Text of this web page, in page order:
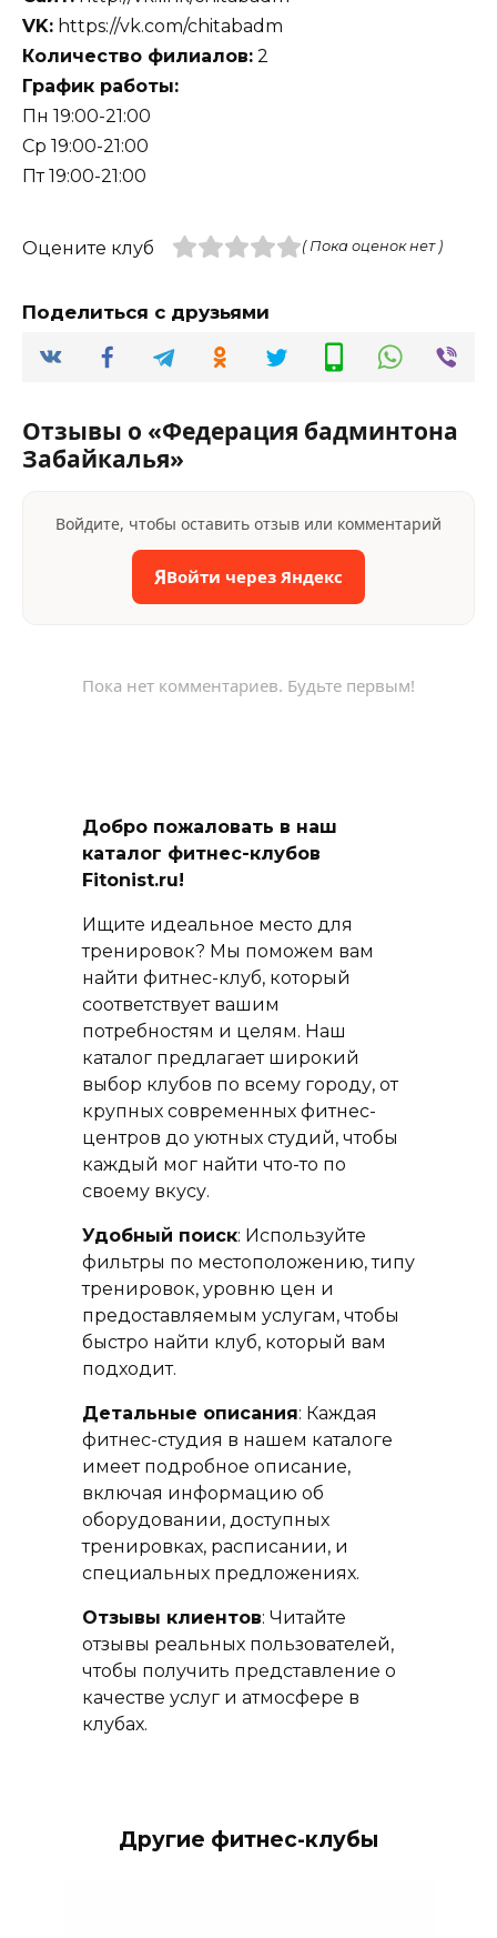
VK: https://vk.com/chitabadm
Количество филиалов: 2
График работы:
Пн 19:00-21:00
Ср 19:00-21:00
Пт 19:00-21:00
Оцените клуб ( Пока оценок нет )
Поделиться с друзьями
Отзывы о «Федерация бадминтона
Забайкалья»
Войдите, чтобы оставить отзыв или комментарий
ЯВойти через Яндекс
Пока нет комментариев. Будьте первым!
Добро пожаловать в наш
каталог фитнес-клубов
Fitonist.ru!
Ищите идеальное место для
тренировок? Мы поможем вам
найти фитнес-клуб, который
соответствует вашим
потребностям и целям. Наш
каталог предлагает широкий
выбор клубов по всему городу, от
крупных современных фитнес-
центров до уютных студий, чтобы
каждый мог найти что-то по
своему вкусу.
Удобный поиск: Используйте
фильтры по местоположению, типу
тренировок, уровню цен и
предоставляемым услугам, чтобы
быстро найти клуб, который вам
подходит.
Детальные описания: Каждая
фитнес-студия в нашем каталоге
имеет подробное описание,
включая информацию об
оборудовании, доступных
тренировках, расписании, и
специальных предложениях.
Отзывы клиентов: Читайте
отзывы реальных пользователей,
чтобы получить представление о
качестве услуг и атмосфере в
клубах.
Другие фитнес-клубы